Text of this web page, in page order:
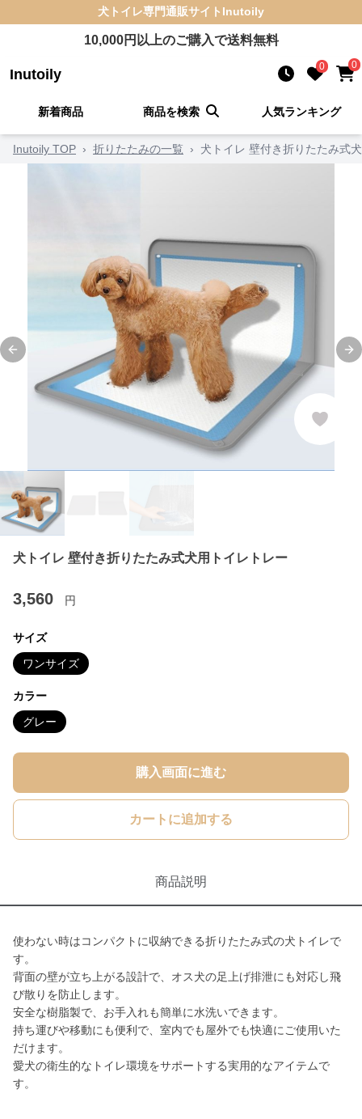
犬トイレ専門通販サイト Inutoily
10,000円以上のご購入で送料無料
Inutoily 0 0
新着商品 商品を検索 人気ランキング
Inutoily TOP › 折りたたみの一覧 › 犬トイレ 壁付き折りたたみ式
Previous slide
犬トイレ 壁付き折りたたみ式犬用トイレトレー
3,560 円
サイズ
ワンサイズ
カラー
グレー
購入画面に進む
カートに追加する
商品説明
使わない時はコンパクトに収納できる折りたたみ式の犬トイレで
す。
背面の壁が立ち上がる設計で、オス犬の足上げ排泄にも対応し飛
び散りを防止します。
安全な樹脂製で、お手入れも簡単に水洗いできます。
持ち運びや移動にも便利で、室内でも屋外でも快適にご使用いた
だけます。
愛犬の衛生的なトイレ環境をサポートする実用的なアイテムで
す。